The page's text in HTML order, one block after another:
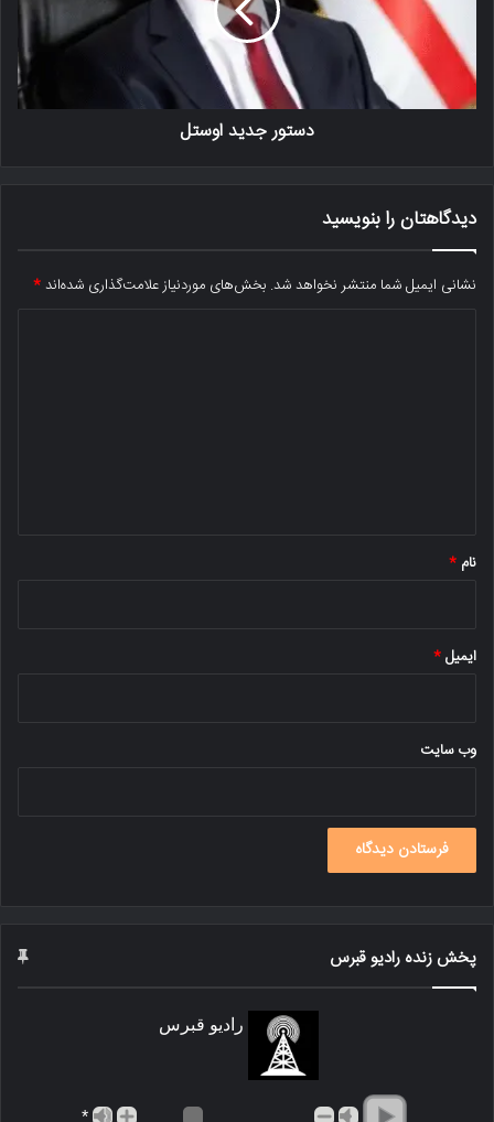
دستور جدید اوستل
دیدگاهتان را بنویسید
نشانی ایمیل شما منتشر نخواهد شد. بخش‌های موردنیاز علامت‌گذاری شده‌اند*
نام *
ایمیل*
وب‌ سایت
پخش زنده رادیو قبرس
رادیو قبرس
*